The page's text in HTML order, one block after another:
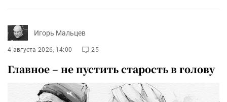
Игорь Мальцев
4 августа 2026, 14:00 25
Главное – не пустить старость в голову